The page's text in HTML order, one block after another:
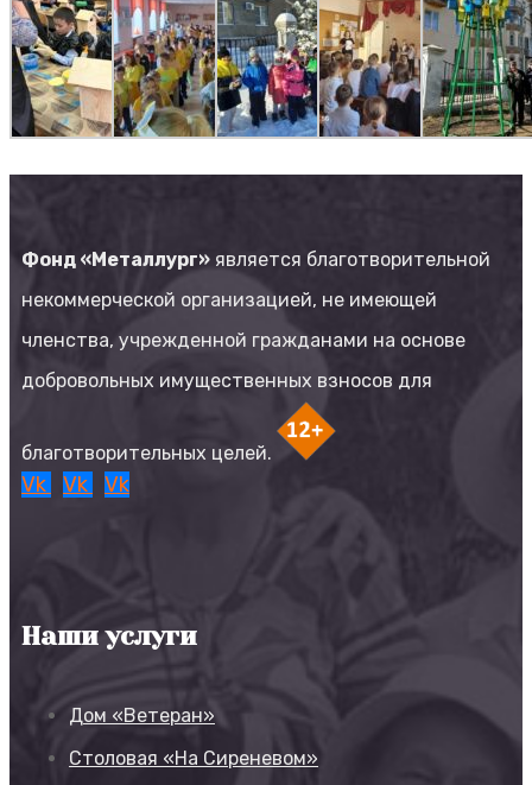
Фонд «Металлург» является благотворительной
некоммерческой организацией, не имеющей
членства, учрежденной гражданами на основе
добровольных имущественных взносов для
благотворительных целей.
Vk Vk Vk
Наши услуги
Дом «Ветеран»
Столовая «На Сиреневом»